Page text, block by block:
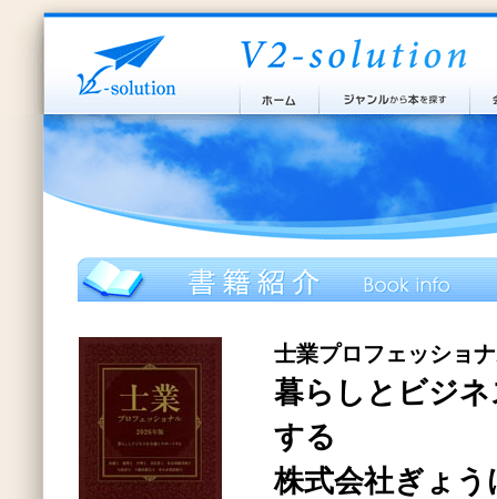
士業プロフェッショ
暮らしとビジ
する
株式会社ぎょう